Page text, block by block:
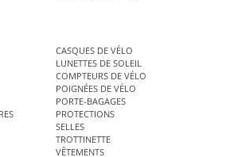
CASQUES DE VÉLO
LUNETTES DE SOLEIL
COMPTEURS DE VÉLO
POIGNÉES DE VÉLO
PORTE-BAGAGES
PROTECTIONS
SELLES
TROTTINETTE
VÊTEMENTS